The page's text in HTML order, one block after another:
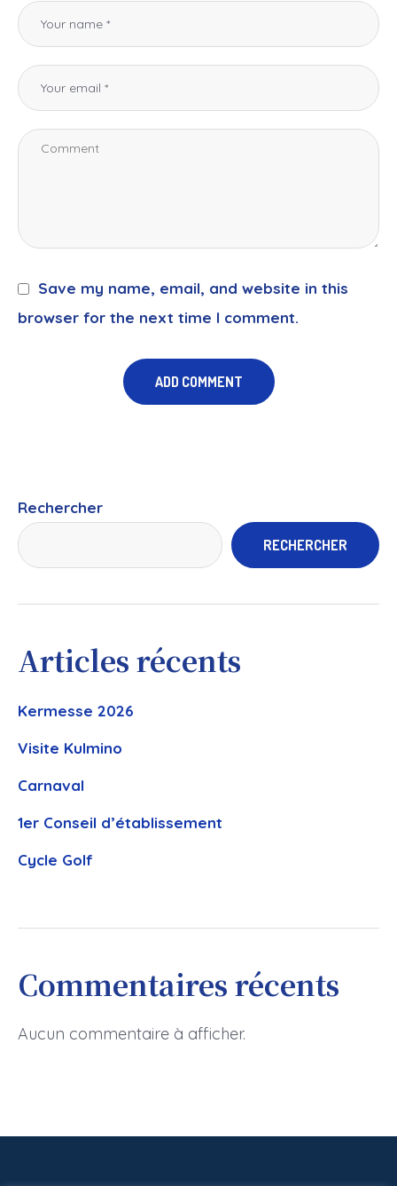
Save my name, email, and website in this
browser for the next time I comment.
Rechercher
RECHERCHER
Articles récents
Kermesse 2026
Visite Kulmino
Carnaval
1er Conseil d’établissement
Cycle Golf
Commentaires récents
Aucun commentaire à afficher.